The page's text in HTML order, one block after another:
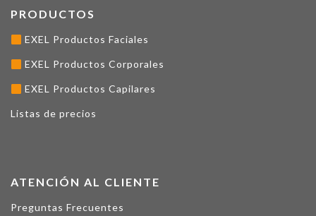
PRODUCTOS
EXEL Productos Faciales
EXEL Productos Corporales
EXEL Productos Capilares
Listas de precios
ATENCIÓN AL CLIENTE
Preguntas Frecuentes